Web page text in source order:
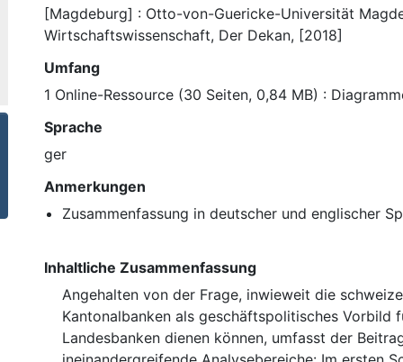
[Magdeburg] : Otto-von-Guericke-Universität
Wirtschaftswissenschaft, Der Dekan, [2018]
Umfang
1 Online-Ressource (30 Seiten, 0,84 MB) :
Sprache
ger
Anmerkungen
Zusammenfassung in deutscher und englischer
Inhaltliche Zusammenfassung
Angehalten von der Frage, inwieweit die
Kantonalbanken als geschäftspolitisches Vorbild
Landesbanken dienen können, umfasst der